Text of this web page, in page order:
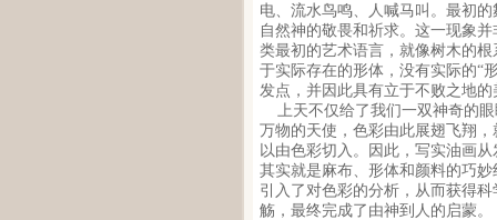
电、流水鸟鸣、人喊马叫。最初
自然神的敬畏和祈求。这一现象
类最初的艺术语言，就像树木的
于实际存在的形体，没有实际的“
发点，并因此具有立于不败之地的
上天不仅给了我们一双神奇的眼
万物的天使，色彩由此展翅飞翔
以由色彩切入。因此，写实油画
其实就是麻布、形体和颜料的巧
引入了对色彩的分析，从而获得
觞，最终完成了由神到人的启蒙。